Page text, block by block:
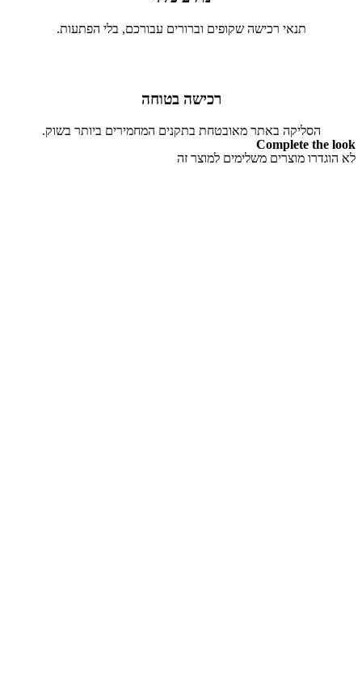
תנאי רכישה שקופים וברורים עבורכם, בלי הפתעות.
רכישה בטוחה
הסליקה באתר מאובטחת בתקנים המחמירים ביותר בשוק.
Complete the look
לא הוגדרו מוצרים משלימים למוצר זה